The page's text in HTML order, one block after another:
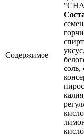
Содержимое
соль,
калия,